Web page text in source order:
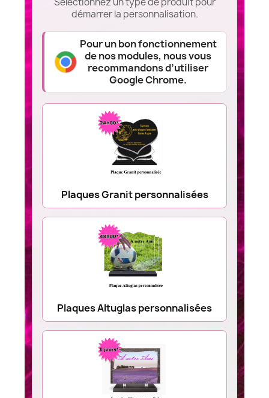
démarrer la personnalisation.
Pour un bon fonctionnement
de nos modules, nous vous
recommandons d’utiliser
Google Chrome.
Plaques Granit personnalisées
Plaques Altuglas personnalisées